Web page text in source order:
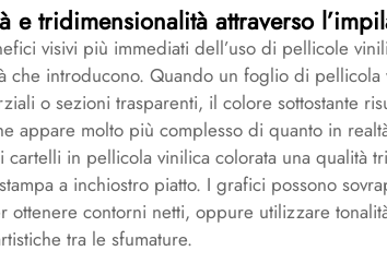
e tridimensionalità attraverso
visivi più immediati dell’uso di pellicole
che introducono. Quando un foglio di pellicola
o sezioni trasparenti, il colore sottostante
appare molto più complesso di quanto in
cartelli in pellicola vinilica colorata una qualità
a inchiostro piatto. I grafici possono
ottenere contorni netti, oppure utilizzare
tra le sfumature.